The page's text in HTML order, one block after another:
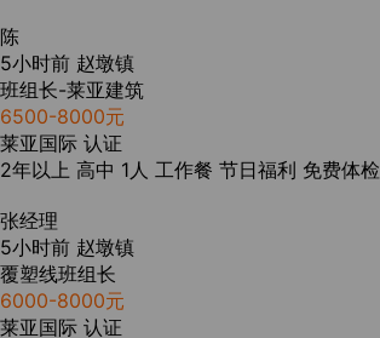
陈
5小时前 赵墩镇
班组长-莱亚建筑
6500-8000元
莱亚国际 认证
2年以上 高中 1人 工作餐 节日福利 免费体检
张经理
5小时前 赵墩镇
覆塑线班组长
6000-8000元
莱亚国际 认证